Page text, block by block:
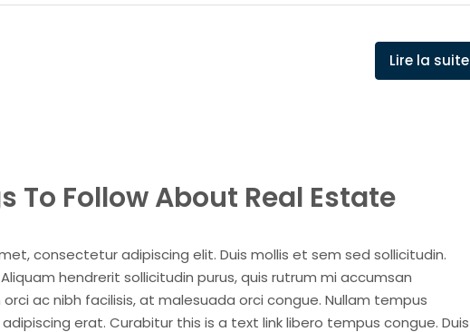
Lire la suite
To Follow About Real Estate
consectetur adipiscing elit. Duis mollis et sem sed sollicitudin.
hendrerit sollicitudin purus, quis rutrum mi accumsan
ac nibh facilisis, at malesuada orci congue. Nullam tempus
erat. Curabitur this is a text link libero tempus congue. Duis